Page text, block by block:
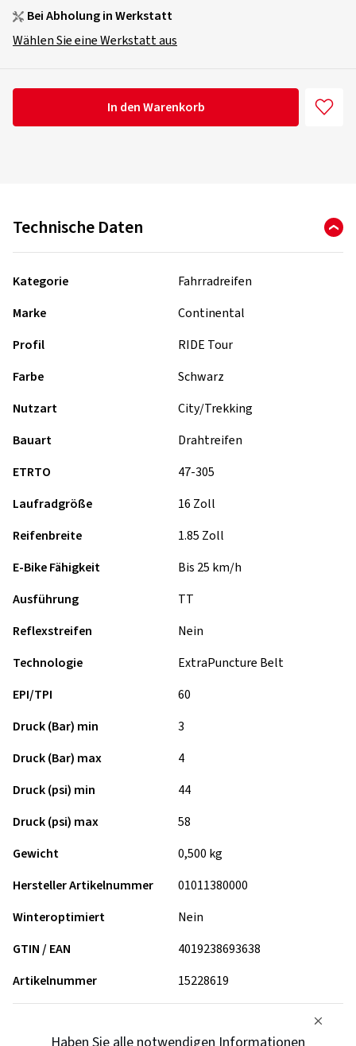
Bei Abholung in Werkstatt
Wählen Sie eine Werkstatt aus
In den Warenkorb
Technische Daten
Kategorie
Fahrradreifen
Marke
Continental
Profil
RIDE Tour
Farbe
Schwarz
Nutzart
City/Trekking
Bauart
Drahtreifen
ETRTO
47-305
Laufradgröße
16 Zoll
Reifenbreite
1.85 Zoll
E-Bike Fähigkeit
Bis 25 km/h
Ausführung
TT
Reflexstreifen
Nein
Technologie
ExtraPuncture Belt
EPI/TPI
60
Druck (Bar) min
3
Druck (Bar) max
4
Druck (psi) min
44
Druck (psi) max
58
Gewicht
0,500 kg
Hersteller Artikelnummer
01011380000
Winteroptimiert
Nein
GTIN / EAN
4019238693638
Artikelnummer
15228619